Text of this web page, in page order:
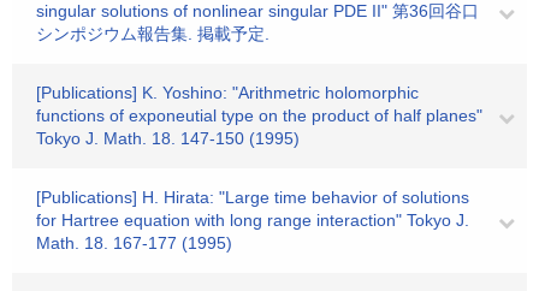
singular solutions of nonlinear singular PDE II" 第36回谷口
シンポジウム報告集. 掲載予定.
[Publications] K. Yoshino: "Arithmetric holomorphic
functions of exponeutial type on the product of half planes"
Tokyo J. Math. 18. 147-150 (1995)
[Publications] H. Hirata: "Large time behavior of solutions
for Hartree equation with long range interaction" Tokyo J.
Math. 18. 167-177 (1995)